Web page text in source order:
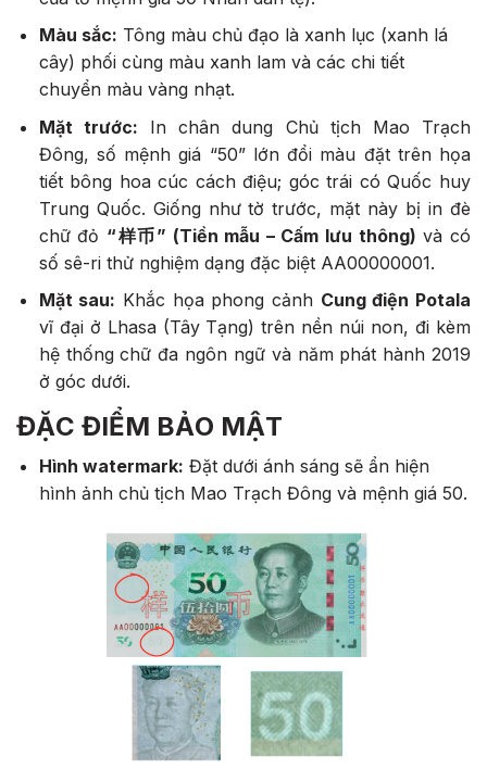
Màu sắc: Tông màu chủ đạo là xanh lục (xanh lá
cây) phối cùng màu xanh lam và các chi tiết
chuyển màu vàng nhạt.
Mặt trước: In chân dung Chủ tịch Mao Trạch
Đông, số mệnh giá “50” lớn đổi màu đặt trên họa
tiết bông hoa cúc cách điệu; góc trái có Quốc huy
Trung Quốc. Giống như tờ trước, mặt này bị in đè
chữ đỏ “样币” (Tiền mẫu – Cấm lưu thông) và có
số sê-ri thử nghiệm dạng đặc biệt AA00000001.
Mặt sau: Khắc họa phong cảnh Cung điện Potala
vĩ đại ở Lhasa (Tây Tạng) trên nền núi non, đi kèm
hệ thống chữ đa ngôn ngữ và năm phát hành 2019
ở góc dưới.
ĐẶC ĐIỂM BẢO MẬT
Hình watermark: Đặt dưới ánh sáng sẽ ẩn hiện
hình ảnh chủ tịch Mao Trạch Đông và mệnh giá 50.